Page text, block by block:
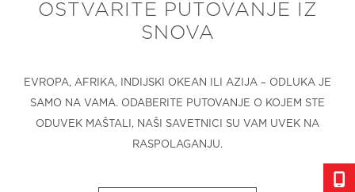
OSTVARITE PUTOVANJE IZ
SNOVA
EVROPA, AFRIKA, INDIJSKI OKEAN ILI AZIJA – ODLUKA JE
SAMO NA VAMA. ODABERITE PUTOVANJE O KOJEM STE
ODUVEK MAŠTALI, NAŠI SAVETNICI SU VAM UVEK NA
RASPOLAGANJU.